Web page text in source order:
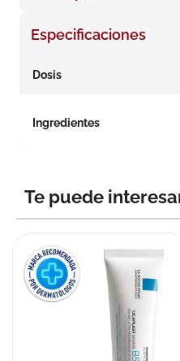
Especificaciones
Dosis
Ingredientes
Te puede
8. roche posay
9. megacistin